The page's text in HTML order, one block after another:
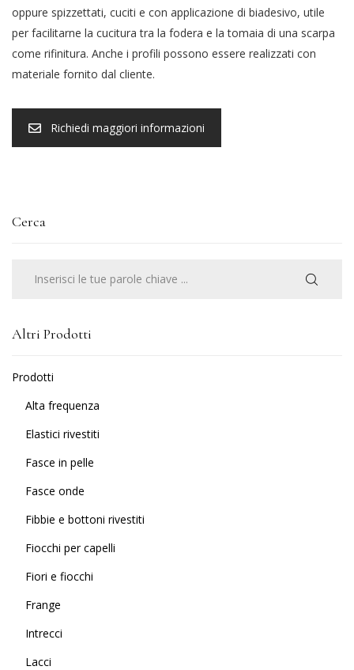
oppure spizzettati, cuciti e con applicazione di biadesivo, utile
per facilitarne la cucitura tra la fodera e la tomaia di una scarpa
come rifinitura. Anche i profili possono essere realizzati con
materiale fornito dal cliente.
Richiedi maggiori informazioni
Cerca
Altri Prodotti
Prodotti
Alta frequenza
Elastici rivestiti
Fasce in pelle
Fasce onde
Fibbie e bottoni rivestiti
Fiocchi per capelli
Fiori e fiocchi
Frange
Intrecci
Lacci